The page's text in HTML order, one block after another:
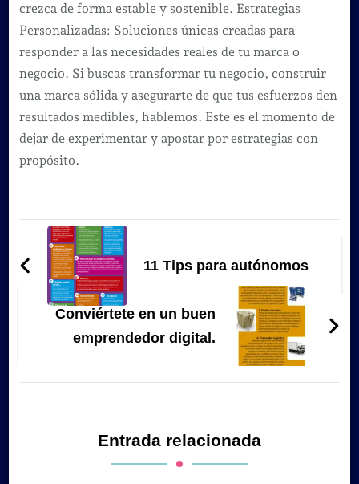
crezca de forma estable y sostenible. Estrategias
Personalizadas: Soluciones únicas creadas para
responder a las necesidades reales de tu marca o
negocio. Si buscas transformar tu negocio, construir
una marca sólida y asegurarte de que tus esfuerzos den
resultados medibles, hablemos. Este es el momento de
dejar de experimentar y apostar por estrategias con
propósito.
Navegación
de
entradas
11 Tips para autónomos
Conviértete en un buen
emprendedor digital.
Entrada relacionada